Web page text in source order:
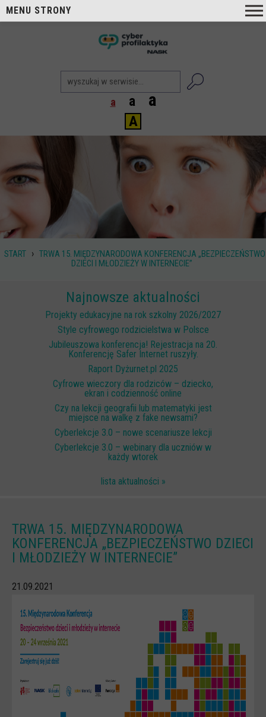
a a a
A
START › TRWA 15. MIĘDZYNARODOWA KONFERENCJA „BEZPIECZEŃSTWO
DZIECI I MŁODZIEŻY W INTERNECIE”
Najnowsze aktualności
Projekty edukacyjne na rok szkolny 2026/2027
Style cyfrowego rodzicielstwa w Polsce
Jubileuszowa konferencja! Rejestracja na 20.
Konferencję Safer Internet ruszyły.
Raport Dyżurnet.pl 2025
Cyfrowe wieczory dla rodziców – dziecko,
ekran i codzienność online
Czy na lekcji geografii lub matematyki jest
miejsce na walkę z fake newsami?
Cyberlekcje 3.0 – nowe scenariusze lekcji
Cyberlekcje 3.0 – webinary dla uczniów w
każdy wtorek
lista aktualności »
TRWA 15. MIĘDZYNARODOWA
KONFERENCJA „BEZPIECZEŃSTWO DZIECI
I MŁODZIEŻY W INTERNECIE”
21.09.2021
MENU STRONY
Cyberprofilaktyka NASK
Nasi Eksperci
Aktualności
Projekty
Aktualne
Zrealizowane
Biblioteka
Poradniki i publikacje
Dla nauczycieli
W sieci przyjaźni
(Nie)widzialne ślady online
Piosenka edukacyjna i teledysk
Cyberlekcje
Szkoła Sieci Społecznościowych
Plik i Folder
BEZPIECZNE WAKACJE 2022
CYBERREPETYTORIUM
SŁOWA Z SIECI NASZYCH DZIECI
Webinaria
Webinary CEDMO
Cykl webinarów - Gadanie o internecie
Cyfrowe wieczory dla rodziców